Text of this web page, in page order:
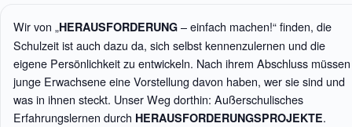
Wir von „HERAUSFORDERUNG – einfach machen!“ finden, die
Schulzeit ist auch dazu da, sich selbst kennenzulernen und die
eigene Persönlichkeit zu entwickeln. Nach ihrem Abschluss müssen
junge Erwachsene eine Vorstellung davon haben, wer sie sind und
was in ihnen steckt. Unser Weg dorthin: Außerschulisches
Erfahrungslernen durch HERAUSFORDERUNGSPROJEKTE.